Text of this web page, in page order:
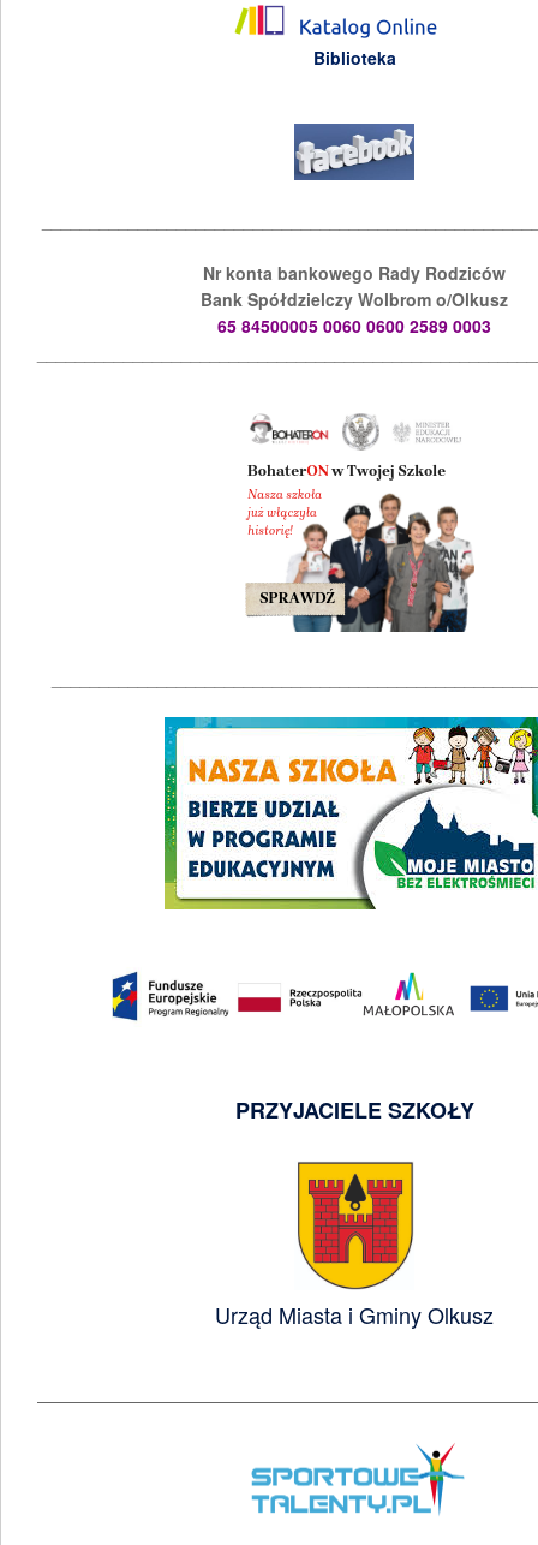
Biblioteka
Nr konta bankowego Rady Rodziców
Bank Spółdzielczy Wolbrom o/Olkusz
65 84500005 0060 0600 2589 0003
PRZYJACIELE SZKOŁY
Urząd Miasta i Gminy Olkusz